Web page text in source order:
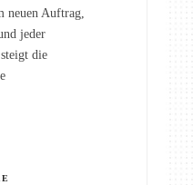
neuen Auftrag,
jeder
die